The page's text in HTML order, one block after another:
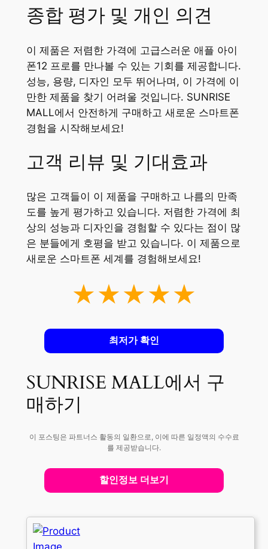
종합 평가 및 개인 의견
이 제품은 저렴한 가격에 고급스러운 애플 아이
폰12 프로를 만나볼 수 있는 기회를 제공합니다.
성능, 용량, 디자인 모두 뛰어나며, 이 가격에 이
만한 제품을 찾기 어려울 것입니다. SUNRISE
MALL에서 안전하게 구매하고 새로운 스마트폰
경험을 시작해보세요!
고객 리뷰 및 기대효과
많은 고객들이 이 제품을 구매하고 나름의 만족
도를 높게 평가하고 있습니다. 저렴한 가격에 최
상의 성능과 디자인을 경험할 수 있다는 점이 많
은 분들에게 호평을 받고 있습니다. 이 제품으로
새로운 스마트폰 세계를 경험해보세요!
★★★★★
최저가 확인
SUNRISE MALL에서 구
매하기
이 포스팅은 파트너스 활동의 일환으로, 이에 따른 일정액의 수수료
를 제공받습니다.
할인정보 더보기